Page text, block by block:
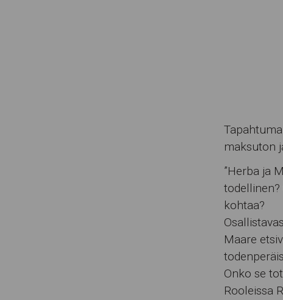
maksuton
”Herba ja
kohtaa?
Maare
Onko se
Rooleissa